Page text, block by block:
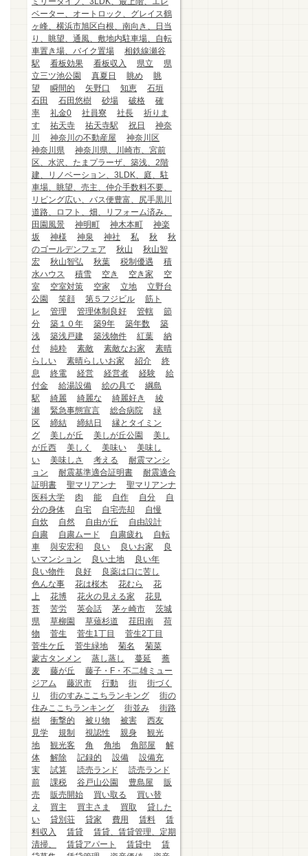
ベーター、オートロック、グレイス鶴
ヶ峰、横浜市旭区白根、南向き、日当
り、眺望、通風、敷地内駐車場、自転
車置き場、バイク置場
相鉄線瀬谷
駅
看板効果 看板収入 県立
県
立三ツ池公園
真夏日 眺め
眺
望
瞬間的 矢野口 知恵
石垣
石田
石田悠樹 砂場 破格
確
率
礼金0 社員寮 社長
祈りま
す
祐天寺 祐天寺駅 祝日
神奈
川
神奈川の不動産屋
神奈川区
神奈川県
神奈川県、川崎市、宮前
区、水沢、たまプラーザ、築浅、2階
建、リノベーション、3LDK、庭、駐
車場、眺望、売主、仲介手数料不要、
リビング広い、バス便豊富、尻手黒川
道路、ロフト、畑、リフォーム済み、
田園風景
神明町 神木本町
神楽
坂
神様 神泉 神社 私 秋
秋
のゴールデンフェア
秋山
秋山智
宏
秋山智弘 秋葉 税制優遇
積
水ハウス
積雪 空き 空き家
空
室
空室対策 空家 立地
立野台
公園
笑顔 第５フジビル
筋ト
レ
管理 管理体制良好 管轄
節
分
築１０年 築9年 築年数
築
浅
築浅戸建 築浅物件 紅葉
納
付
純粋 素敵 素敵なお家
素晴
らしい
素晴らしいお家 紹介
終
息
終電 経営 経営者 経験
給
付金
給湯設備 絵の具で
綱島
駅
綺麗 綺麗な 綺麗好き
綾
瀬
緊急事態宣言 総合病院
緑
区
締結 締結日
縁とタイミン
グ
美しが丘 美しが丘公園
美し
が丘西
美しく 美味い
美味し
い
美味しさ 考える
耐震マンシ
ョン
耐震基準適合証明書
耐震適合
証明書
聖マリアンナ
聖マリアンナ
医科大学
肉 能 自作 自分
自
分の身体
自宅 自宅売却
自慢
自炊
自然 自由が丘
自由設計
自粛
自粛ムード 自粛疲れ
自転
車
與安宏和 良い 良いお家
良
いマンション
良い土地
良い年
良い物件
良好
良薬は口に苦し
色んな事
花は桜木 花むら
花
上
花博 花火の見える家
花見
苔
苦労 英会話 茅ヶ崎市
茨城
県
草柳園 草薙杉道 荏田南
荷
物
菅生 菅生1丁目
菅生2丁目
菅生ケ丘
菅生緑地 菊名
菊菜
蒙古タンメン
蒸し蒸し 蔓延
蕎
麦
藤が丘
藤子・F・不二雄ミュー
ジアム
藤沢市 行動 街
街づく
り
街のすみここちランキング
街の
住みここちランキング
街並み
街路
樹
衝撃的 被り物 被害
西友
見学
規制 視認性 親身
観光
地
観光客 角 角地 角部屋
解
体
解除 記録的 設備
設備充
実
試算 読売ランド
読売ランド
前
課税 谷戸山公園 豊島屋
販
売
販売開始 買い取る
買い替
え
買主 買主さま 買取
貸した
い
貸別荘 貸家 費用 賃料
賃
料収入
賃貸
賃貸、賃貸管理、定期
清掃、
賃貸アパート 賃貸中
賃